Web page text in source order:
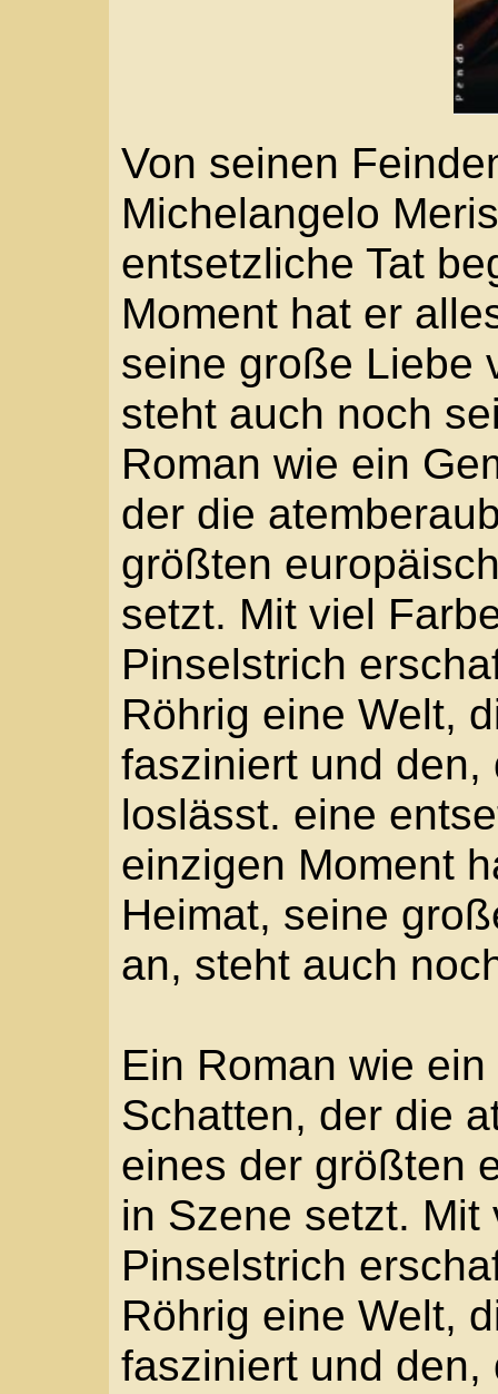
Von seinen Feinden
Michelangelo Merisi,
entsetzliche Tat
Moment hat er alles,
seine große Liebe
steht auch noch sein
Roman wie ein
der die
größten
setzt. Mit viel Farbe
Pinselstrich erschafft
Röhrig eine Welt, die
fasziniert und den,
loslässt. eine
einzigen Moment hat
Heimat, seine große
an, steht auch noch
Ein Roman wie ein
Schatten, der die
eines der größten
in Szene setzt. Mit
Pinselstrich erschafft
fasziniert und den,
loslässt.
Leseprobe aus dem